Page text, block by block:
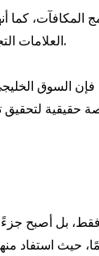
كما
العلامات التجارية، ما يخلق بيئة سريعة الإيقاع وتنافسية.
السوق
حقيقية
بل أصبح